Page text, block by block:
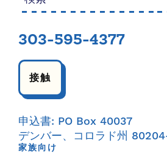
303-595-4377
接触
申込書: PO Box 40037
デンバー、コロラド州
家族向け